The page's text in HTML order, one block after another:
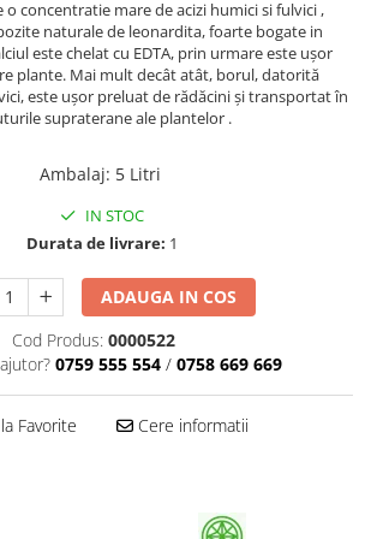
si pentru
de
concentratie mare de acizi humici si fulvici ,
naturale de leonardita, foarte bogate in
este chelat cu EDTA, prin urmare este ușor
plante. Mai mult decât atât, borul, datorită
este ușor preluat de rădăcini și transportat în
supraterane ale plantelor .
Ambalaj: 5 Litri
IN STOC
Durata de livrare: 1
ADAUGA IN COS
Cod Produs: 0000522
0759 555 554 / 0758 669 669
Favorite Cere informatii